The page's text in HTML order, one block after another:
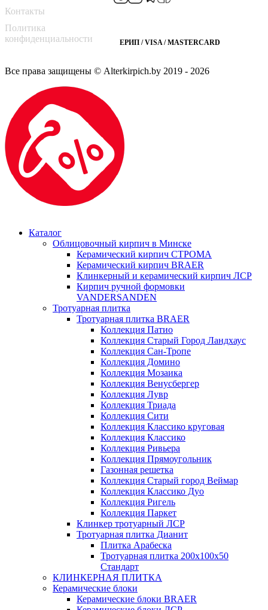
Контакты
Политика
конфиденциальности
ЕРИП / VISA / MASTERCARD
Все права защищены © Alterkirpich.by 2019 - 2026
Каталог
Облицовочный кирпич в Минске
Керамический кирпич СТРОМА
Керамический кирпич BRAER
Клинкерный и керамический кирпич ЛСР
Кирпич ручной формовки
VANDERSANDEN
Тротуарная плитка
Тротуарная плитка BRAER
Коллекция Патио
Коллекция Старый Город Ландхаус
Коллекция Сан-Тропе
Коллекция Домино
Коллекция Мозаика
Коллекция Венусбергер
Коллекция Лувр
Коллекция Триада
Коллекция Сити
Коллекция Классико круговая
Коллекция Классико
Коллекция Ривьера
Коллекция Прямоугольник
Газонная решетка
Коллекция Старый город Веймар
Коллекция Классико Дуо
Коллекция Ригель
Коллекция Паркет
Клинкер тротуарный ЛСР
Тротуарная плитка Дианит
Плитка Арабеска
Тротуарная плитка 200х100х50
Стандарт
КЛИНКЕРНАЯ ПЛИТКА
Керамические блоки
Керамические блоки BRAER